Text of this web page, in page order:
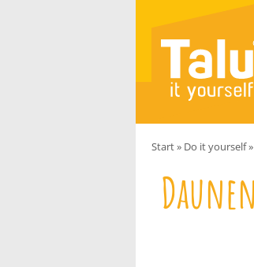
Start» Do it yourself»